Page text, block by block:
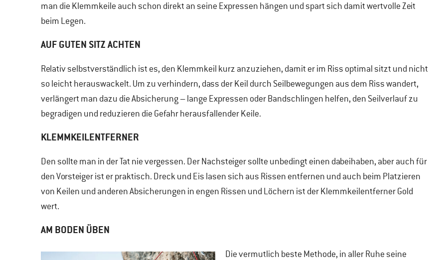
man die Klemmkeile auch schon direkt an seine Expressen hängen und spart sich damit wertvolle Zeit
beim Legen.
AUF GUTEN SITZ ACHTEN
Relativ selbstverständlich ist es, den Klemmkeil kurz anzuziehen, damit er im Riss optimal sitzt und nicht
so leicht herauswackelt. Um zu verhindern, dass der Keil durch Seilbewegungen aus dem Riss wandert,
verlängert man dazu die Absicherung – lange Expressen oder Bandschlingen helfen, den Seilverlauf zu
begradigen und reduzieren die Gefahr herausfallender Keile.
KLEMMKEILENTFERNER
Den sollte man in der Tat nie vergessen. Der Nachsteiger sollte unbedingt einen dabeihaben, aber auch für
den Vorsteiger ist er praktisch. Dreck und Eis lasen sich aus Rissen entfernen und auch beim Platzieren
von Keilen und anderen Absicherungen in engen Rissen und Löchern ist der Klemmkeilentferner Gold
wert.
AM BODEN ÜBEN
Die vermutlich beste Methode, in aller Ruhe seine